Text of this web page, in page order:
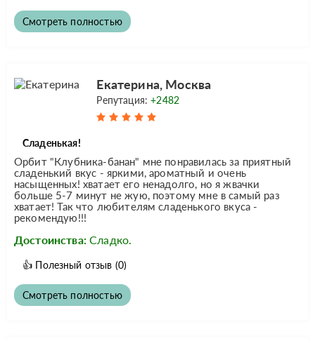
Смотреть полностью
Екатерина, Москва
Репутация:+2482
Сладенькая!
Орбит "Клубника-банан" мне понравилась за приятный
сладенький вкус - яркими, ароматный и очень
насыщенных! хватает его ненадолго, но я жвачки
больше 5-7 минут не жую, поэтому мне в самый раз
хватает! Так что любителям сладенького вкуса -
рекомендую!!!
Достоинства: Сладко.
👍 Полезный отзыв (0)
Смотреть полностью